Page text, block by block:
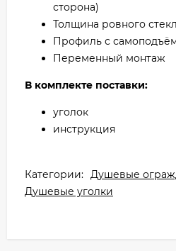
сторона)
Толщина ровного
Профиль с
Переменный монтаж
В комплекте поставки:
уголок
инструкция
Категории: Душевые
Душевые уголки